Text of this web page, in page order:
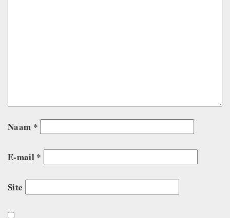
Naam *
E-mail *
Site